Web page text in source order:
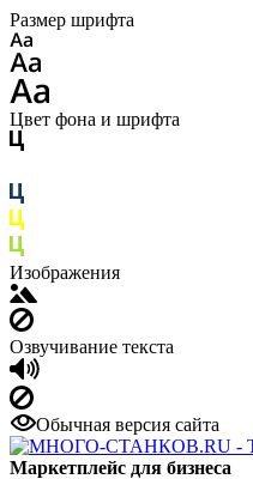
Размер шрифта
Цвет фона и шрифта
Изображения
Озвучивание текста
Обычная версия сайта
Маркетплейс для бизнеса